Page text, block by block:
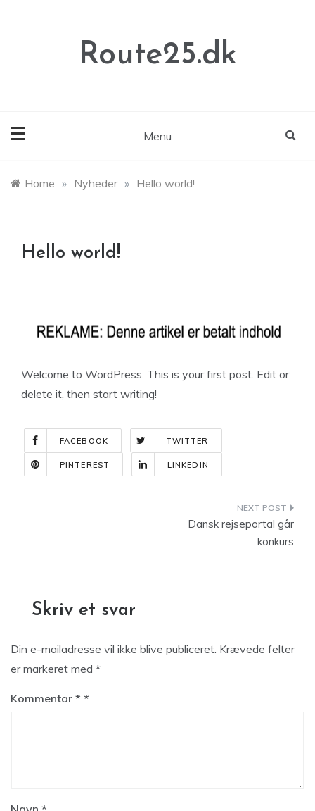
Route25.dk
Menu
Home » Nyheder » Hello world!
Hello world!
Welcome to WordPress. This is your first post. Edit or
delete it, then start writing!
FACEBOOK TWITTER
PINTEREST LINKEDIN
Dansk rejseportal går
konkurs
Skriv et svar
Din e-mailadresse vil ikke blive publiceret. Krævede felter
er markeret med *
Kommentar *